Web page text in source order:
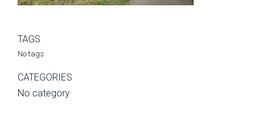
TAGS
No tags
CATEGORIES
No category